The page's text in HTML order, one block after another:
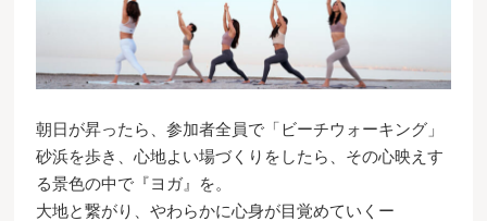
朝日が昇ったら、参加者全員で「ビーチウォーキング」
砂浜を歩き、心地よい場づくりをしたら、その心映えす
る景色の中で『ヨガ』を。
大地と繋がり、やわらかに心身が目覚めていくー